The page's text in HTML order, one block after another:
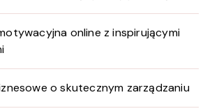
online z inspirującymi
o skutecznym zarządzaniu